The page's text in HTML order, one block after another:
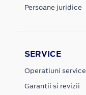
Persoane juridice
SERVICE
Operatiuni service
Garantii si revizii